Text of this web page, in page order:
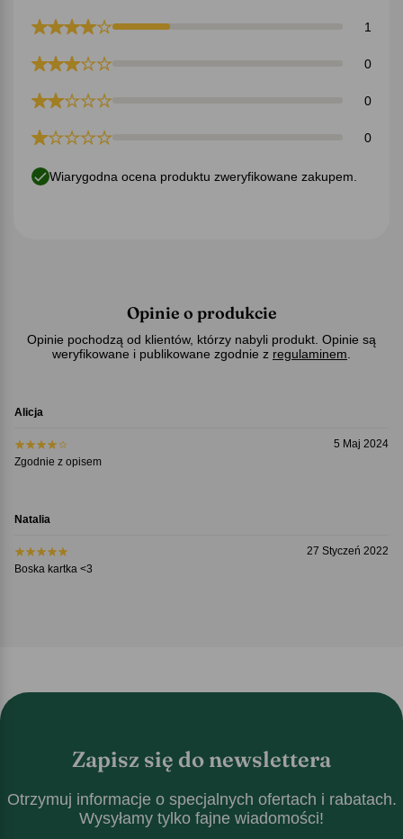
1
0
0
0
Wiarygodna ocena produktu zweryfikowane zakupem.
Opinie o produkcie
Opinie pochodzą od klientów, którzy nabyli produkt. Opinie są
weryfikowane i publikowane zgodnie z regulaminem
Alicja
5 Maj 2024
Zgodnie z opisem
Natalia
27 Styczeń 2022
Boska kartka <3
Zapisz się do newslettera
Otrzymuj informacje o specjalnych ofertach i rabatach.
Wysyłamy tylko fajne wiadomości!